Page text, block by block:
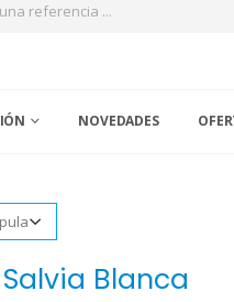
NOVEDADES
Blanca